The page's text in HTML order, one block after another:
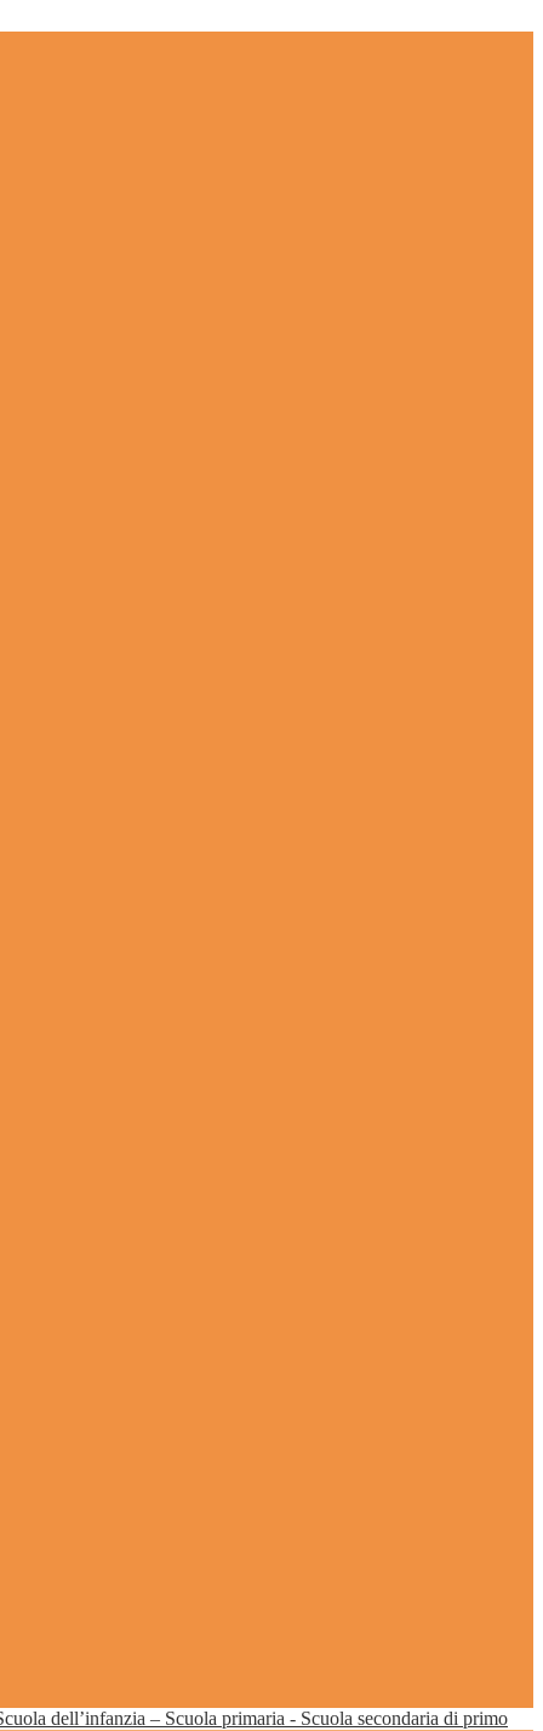
dell’infanzia – Scuola primaria - Scuola secondaria di primo